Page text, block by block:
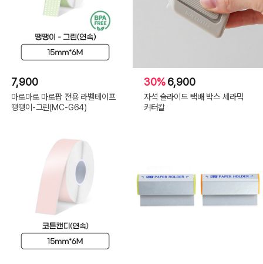
7,900
마로마로 마로팝 전용 라벨테이프
땡땡이-그린(MC-G64)
30%6,900
자석 슬라이드 택배 박스 세라믹
커터칼